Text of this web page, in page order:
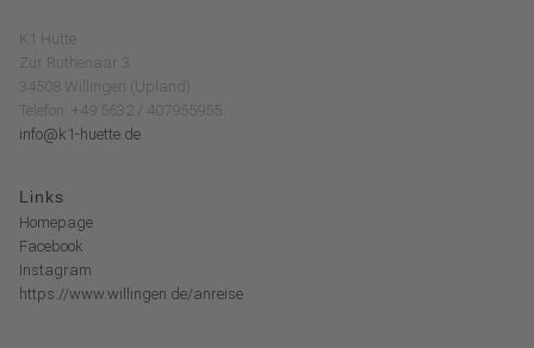
K1 Hütte
Zur Ruthenaar 3
34508 Willingen (Upland)
Telefon: +49 5632 / 407955955
info@k1-huette.de
Links
Homepage
Facebook
Instagram
https://www.willingen.de/anreise